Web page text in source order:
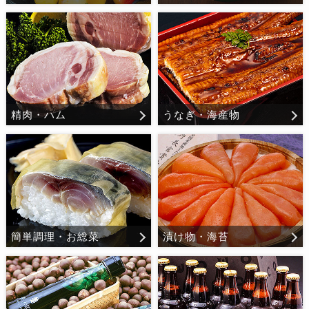
精肉・ハム うなぎ・海産物
簡単調理・お総菜 漬け物・海苔